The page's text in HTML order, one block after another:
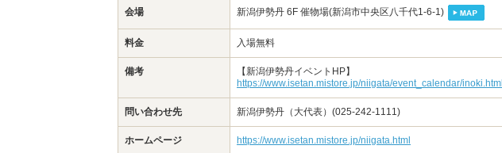
会場 新潟伊勢丹 6F 催物場(新潟市中央区八千代1-6-1)
料金 入場無料
備考
【新潟伊勢丹イベントHP】
https://www.isetan.mistore.jp/niigata/event_calendar/inoki.html
問い合わせ先 新潟伊勢丹（大代表）(025-242-1111)
ホームページ https://www.isetan.mistore.jp/niigata.html